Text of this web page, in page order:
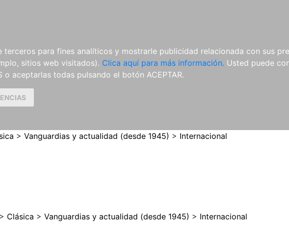
para fines analíticos y mostrarle publicidad relacionada con sus
sitios web visitados). Clica aquí para más información. Usted puede
o aceptarlas todas pulsando el botón ACEPTAR.
Y EDICIONES
CRÍTICAS
REVISTAS
CDS Y
DVDS
MATERIAL
COMPLEMENTARIO
> Vanguardias y actualidad (desde 1945) > Internacional
> Clásica > Vanguardias y actualidad (desde 1945) > Internacional